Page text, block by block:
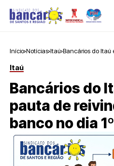
Início Notícias Itaú Bancários do
Itaú
Bancários do
pauta de
banco no dia